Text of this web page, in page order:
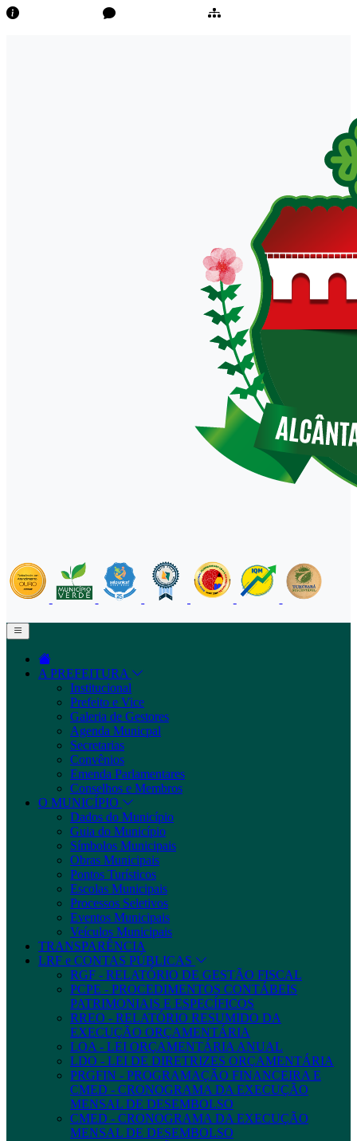
A PREFEITURA
Institucional
Prefeito e Vice
Galeria de Gestores
Agenda Municpal
Secretarias
Convênios
Emenda Parlamentares
Conselhos e Membros
O MUNICÍPIO
Dados do Município
Guia do Município
Símbolos Municipais
Obras Municipais
Pontos Turísticos
Escolas Municipais
Processos Seletivos
Eventos Municipais
Veículos Municipais
TRANSPARÊNCIA
LRF e CONTAS PÚBLICAS
RGF - RELATÓRIO DE GESTÃO FISCAL
PCPE - PROCEDIMENTOS CONTÁBEIS
PATRIMONIAIS E ESPECÍFICOS
RREO - RELATÓRIO RESUMIDO DA
EXECUÇÃO ORÇAMENTÁRIA
LOA - LEI ORÇAMENTÁRIA ANUAL
LDO - LEI DE DIRETRIZES ORÇAMENTÁRIA
PRGFIN - PROGRAMAÇÃO FINANCEIRA E
CMED - CRONOGRAMA DA EXECUÇÃO
MENSAL DE DESEMBOLSO
CMED - CRONOGRAMA DA EXECUÇÃO
MENSAL DE DESEMBOLSO